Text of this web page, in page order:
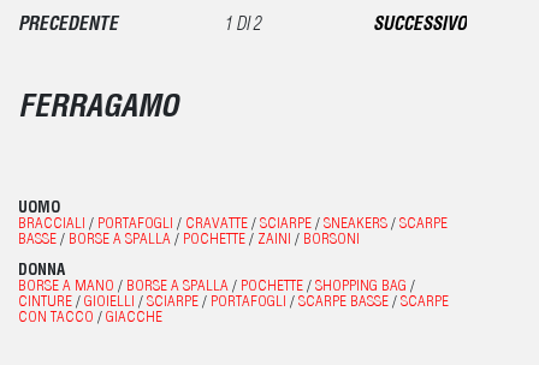
PRECEDENTE 1 DI 2 SUCCESSIVO
FERRAGAMO
UOMO
BRACCIALI / PORTAFOGLI / CRAVATTE / SCIARPE / SNEAKERS / SCARPE
BASSE / BORSE A SPALLA / POCHETTE / ZAINI / BORSONI
DONNA
BORSE A MANO / BORSE A SPALLA / POCHETTE / SHOPPING BAG /
CINTURE / GIOIELLI / SCIARPE / PORTAFOGLI / SCARPE BASSE / SCARPE
CON TACCO / GIACCHE